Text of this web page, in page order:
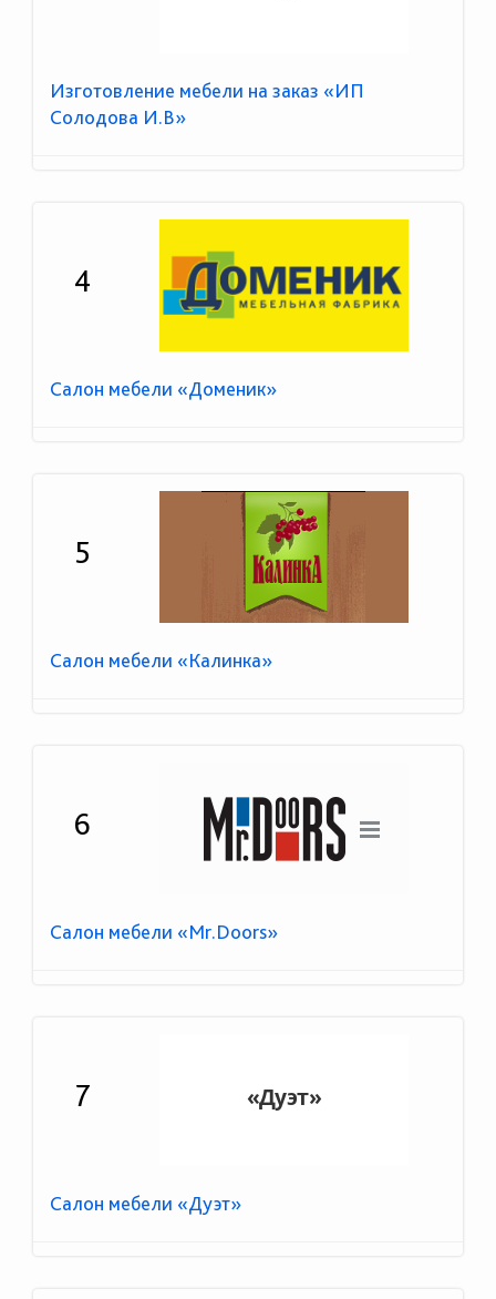
Изготовление мебели на заказ «ИП
Солодова И.В»
4
Салон мебели «Доменик»
5
Салон мебели «Калинка»
6
Салон мебели «Mr.Doors»
7
Салон мебели «Дуэт»